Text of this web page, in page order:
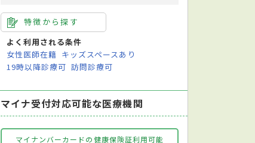
特徴から探す
よく利用される条件
女性医師在籍 キッズスペースあり
19時以降診療可 訪問診療可
マイナ受付対応可能な医療機関
マイナンバーカードの健康保険証利用可能